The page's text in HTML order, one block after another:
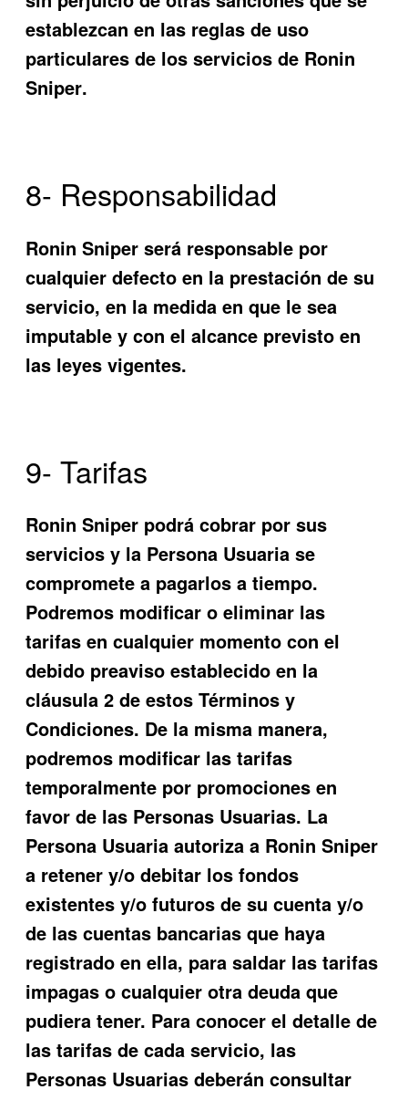
establezcan en las reglas de uso
particulares de los servicios de Ronin
Sniper.
8- Responsabilidad
Ronin Sniper será responsable por
cualquier defecto en la prestación de su
servicio, en la medida en que le sea
imputable y con el alcance previsto en
las leyes vigentes.
9- Tarifas
Ronin Sniper podrá cobrar por sus
servicios y la Persona Usuaria se
compromete a pagarlos a tiempo.
Podremos modificar o eliminar las
tarifas en cualquier momento con el
debido preaviso establecido en la
cláusula 2 de estos Términos y
Condiciones. De la misma manera,
podremos modificar las tarifas
temporalmente por promociones en
favor de las Personas Usuarias. La
Persona Usuaria autoriza a Ronin Sniper
a retener y/o debitar los fondos
existentes y/o futuros de su cuenta y/o
de las cuentas bancarias que haya
registrado en ella, para saldar las tarifas
impagas o cualquier otra deuda que
pudiera tener. Para conocer el detalle de
las tarifas de cada servicio, las
Personas Usuarias deberán consultar